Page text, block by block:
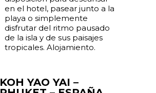
en el hotel, pasear junto a la
playa o simplemente
disfrutar del ritmo pausado
de la isla y de sus paisajes
tropicales. Alojamiento.
KOH YAO YAI –